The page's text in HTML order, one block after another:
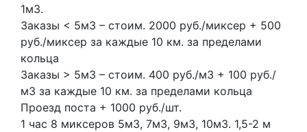
1м3.
Заказы < 5м3 – стоим. 2000 руб./миксер + 500
руб./миксер за каждые 10 км. за пределами
кольца
Заказы > 5м3 – стоим. 400 руб./м3 + 100 руб./
м3 за каждые 10 км. за пределами кольца
Проезд поста + 1000 руб./шт.
1 час 8 миксеров 5м3, 7м3, 9м3, 10м3. 1,5-2 м